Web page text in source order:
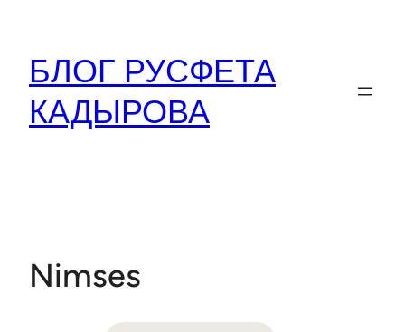
содержимому
БЛОГ РУСФЕТА
КАДЫРОВА
Nimses